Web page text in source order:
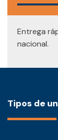
Entrega
nacional.
Tipos de